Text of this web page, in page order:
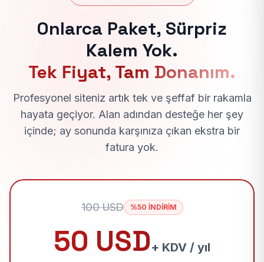
Onlarca Paket, Sürpriz
Kalem Yok.
Tek Fiyat, Tam Donanım.
Profesyonel siteniz artık tek ve şeffaf bir rakamla
hayata geçiyor. Alan adından desteğe her şey
içinde; ay sonunda karşınıza çıkan ekstra bir
fatura yok.
100 USD %50 İNDİRİM
50 USD+ KDV / yıl